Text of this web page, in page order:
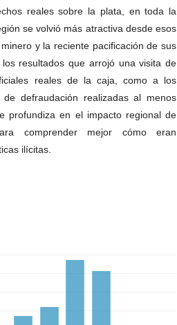
reales sobre la plata, en toda la
se volvió más atractiva desde esos
y la reciente pacificación de sus
resultados que arrojó una visita de
reales de la caja, como a los
defraudación realizadas al menos
profundiza en el impacto regional de
comprender mejor cómo eran
ilícitas.